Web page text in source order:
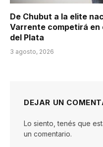
De Chubut a la elite
Varrente competirá en
del Plata
3 agosto, 2026
DEJAR UN
Lo siento, tenés que
un comentario.